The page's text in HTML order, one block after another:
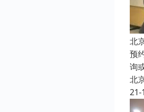
北
预
询
北
21-